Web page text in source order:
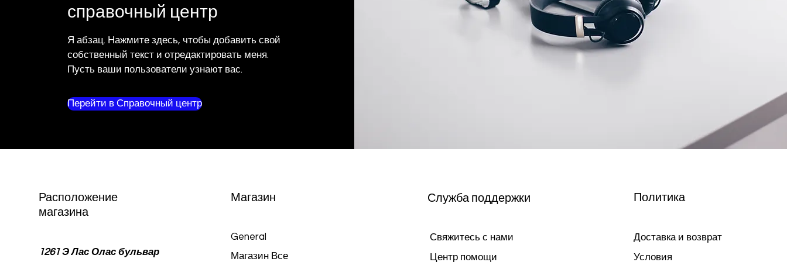
справочный центр
Я абзац. Нажмите здесь, чтобы добавить свой
собственный текст и отредактировать меня.
Пусть ваши пользователи узнают вас.
Перейти в Справочный центр
Расположение
магазина
1261 Э Лас Олас бульвар
Магазин
General
Магазин Все
Служба поддержки
Свяжитесь с нами
Центр помощи
Политика
Доставка и возврат
Условия